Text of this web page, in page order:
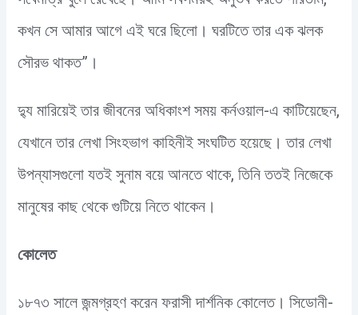
কখন সে আমার আগে এই ঘরে ছিলো। ঘরটিতে তার এক ঝলক
সৌরভ থাকত”।
দ্যু মারিয়েই তার জীবনের অধিকাংশ সময় কর্নওয়াল-এ কাটিয়েছেন,
যেখানে তার লেখা সিংহভাগ কাহিনীই সংঘটিত হয়েছে। তার লেখা
উপন্যাসগুলো যতই সুনাম বয়ে আনতে থাকে, তিনি ততই নিজেকে
মানুষের কাছ থেকে গুটিয়ে নিতে থাকেন।
কোলেত
১৮৭৩ সালে জন্মগ্রহণ করেন ফরাসী দার্শনিক কোলেত। সিডোনী-